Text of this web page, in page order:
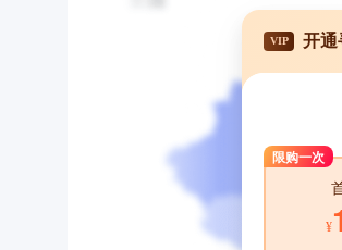
VIP 开通
限购一次
¥